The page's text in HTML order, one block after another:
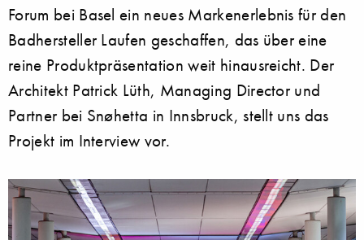
Forum bei Basel ein neues Markenerlebnis für den
Badhersteller Laufen geschaffen, das über eine
reine Produktpräsentation weit hinausreicht. Der
Architekt Patrick Lüth, Managing Director und
Partner bei Snøhetta in Innsbruck, stellt uns das
Projekt im Interview vor.